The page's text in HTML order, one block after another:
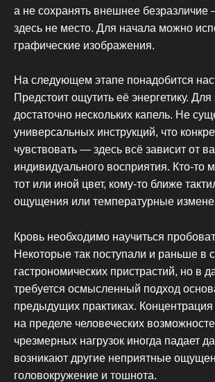
а не сохранять внешнее
здесь не место. Для начала можно
графические изображения.
На следующем этапе понадобится
Предстоит ощутить её энергетику. Для
достаточно нескольких капель. Не
универсальных инструкций, что
чувствовать — здесь всё зависит от
индивидуального восприятия. Кто-то
тот или иной цвет, кому-то ближе
ощущения или температурные
Кровь необходимо научиться
Некоторые так поступали и раньше в
гастрономических пристрастий, но в
требуется осмысленный подход
предыдущих практиках.
на пределе человеческих
чрезмерных нагрузок иногда падает
возникают другие неприятные
головокружение и тошнота.